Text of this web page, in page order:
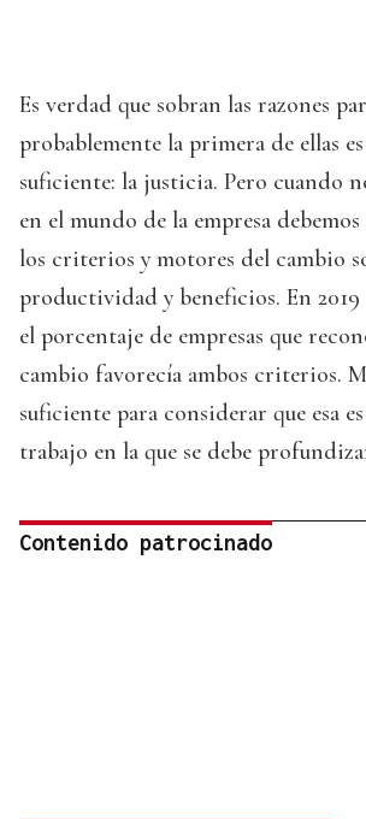
Es verdad que sobran las razones
probablemente la primera de ellas
suficiente: la justicia. Pero cuando
en el mundo de la empresa
los criterios y motores del cambio
productividad y beneficios. En 2019
el porcentaje de empresas que
cambio favorecía ambos criterios.
suficiente para considerar que esa
trabajo en la que se debe
Contenido patrocinado